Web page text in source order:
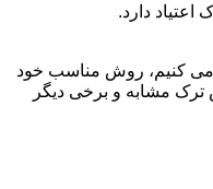
اعتیاد دارد.
می کنیم، روش مناسب خود
ترک مشابه و برخی دیگر